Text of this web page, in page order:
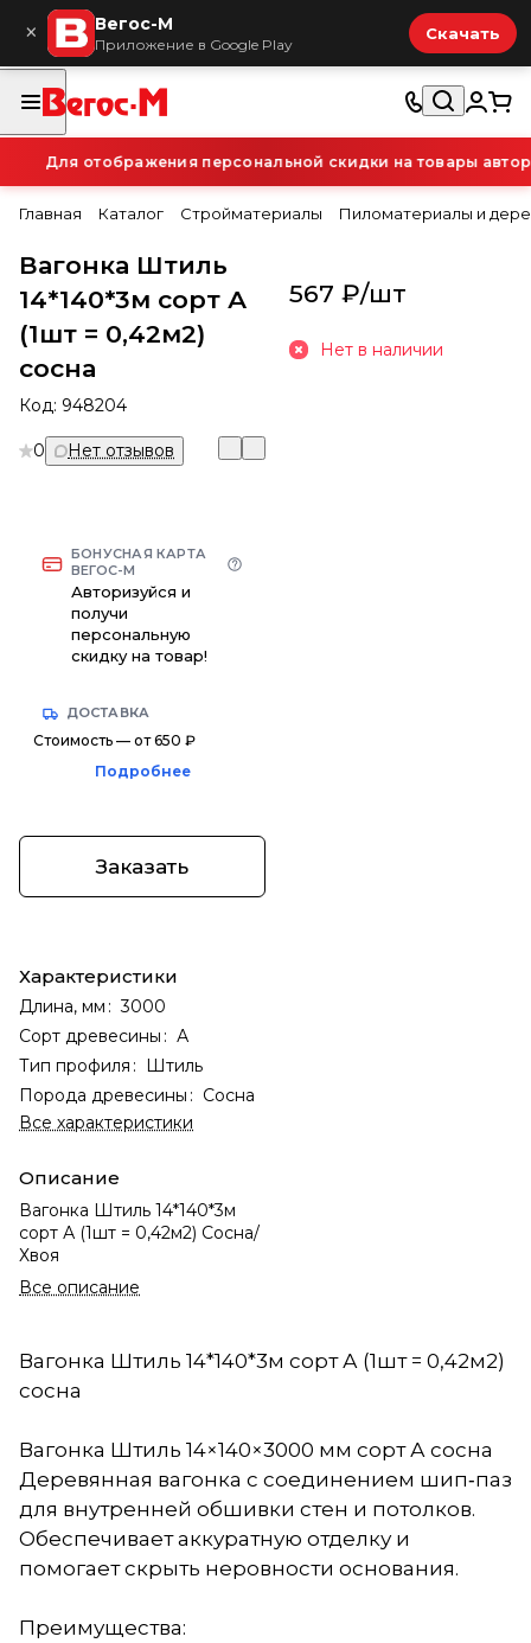
× Вегос-М
Приложение в Google Play
Скачать
Для отображения персональной скидки на товары
Главная Каталог Стройматериалы Пиломатериалы и
Вагонка Штиль
14*140*3м сорт А
(1шт = 0,42м2)
сосна
Код: 948204
0 Нет отзывов
БОНУСНАЯ КАРТА
ВЕГОС-М
Авторизуйся и
получи
персональную
скидку на товар!
ДОСТАВКА
Стоимость — от 650 ₽
Подробнее
Заказать
Характеристики
Длина, мм : 3000
Сорт древесины : А
Тип профиля : Штиль
Порода древесины : Сосна
Все характеристики
Описание
Вагонка Штиль 14*140*3м
сорт А (1шт = 0,42м2) Сосна/
Хвоя
Все описание
567 ₽/шт
Нет в наличии
Вагонка Штиль 14*140*3м сорт А (1шт = 0,42м2)
сосна
Вагонка Штиль 14×140×3000 мм сорт А сосна
Деревянная вагонка с соединением шип‑паз
для внутренней обшивки стен и потолков.
Обеспечивает аккуратную отделку и
помогает скрыть неровности основания.
Преимущества: